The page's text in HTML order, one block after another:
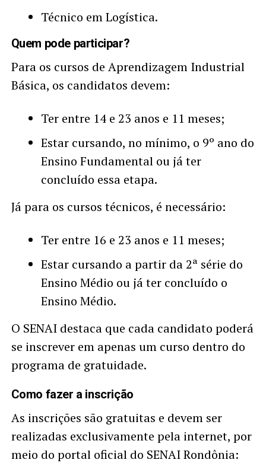
Técnico em Logística.
Quem pode participar?
Para os cursos de Aprendizagem Industrial
Básica, os candidatos devem:
Ter entre 14 e 23 anos e 11 meses;
Estar cursando, no mínimo, o 9º ano do
Ensino Fundamental ou já ter
concluído essa etapa.
Já para os cursos técnicos, é necessário:
Ter entre 16 e 23 anos e 11 meses;
Estar cursando a partir da 2ª série do
Ensino Médio ou já ter concluído o
Ensino Médio.
O SENAI destaca que cada candidato poderá
se inscrever em apenas um curso dentro do
programa de gratuidade.
Como fazer a inscrição
As inscrições são gratuitas e devem ser
realizadas exclusivamente pela internet, por
meio do portal oficial do SENAI Rondônia: